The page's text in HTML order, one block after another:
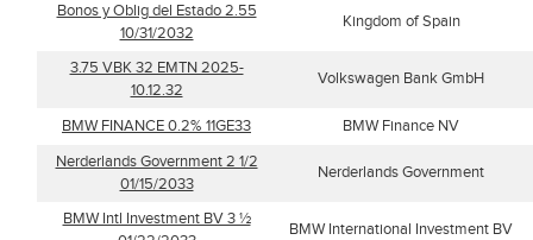
Bonos y Oblig del Estado 2.55
10/31/2032
Kingdom of Spain
3.75 VBK 32 EMTN 2025-
10.12.32
Volkswagen Bank GmbH
BMW FINANCE 0.2% 11GE33
BMW Finance NV
Nerderlands Government 2 1/2
01/15/2033
Nerderlands Government
BMW Intl Investment BV 3 ½
BMW International Investment BV